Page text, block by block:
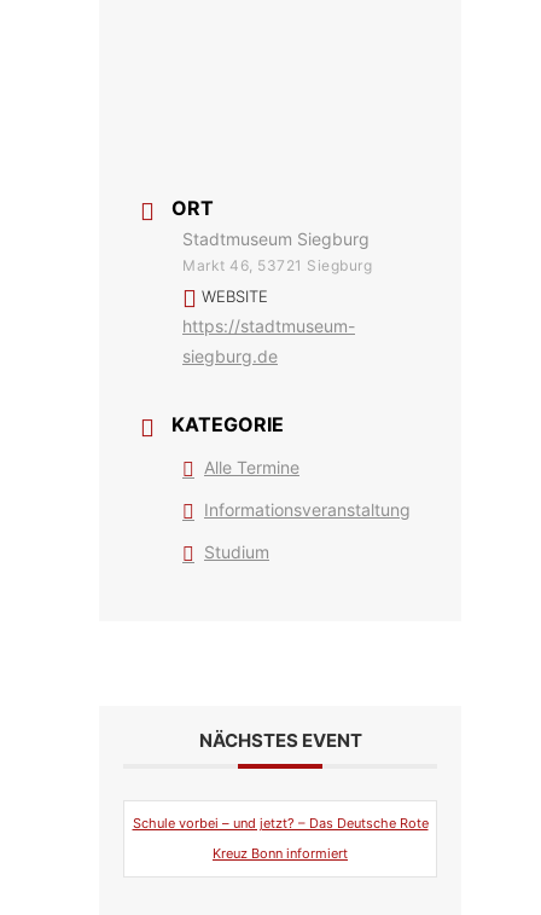
ORT
Stadtmuseum Siegburg
Markt 46, 53721 Siegburg
WEBSITE
https://stadtmuseum-
siegburg.de
KATEGORIE
Alle Termine
Informationsveranstaltung
Studium
NÄCHSTES EVENT
Schule vorbei – und jetzt? – Das Deutsche Rote
Kreuz Bonn informiert